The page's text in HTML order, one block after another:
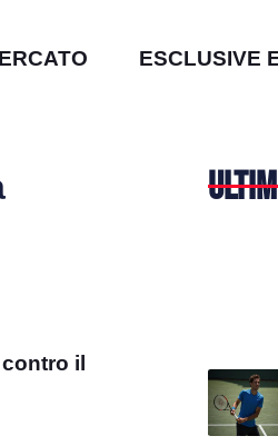
ESCLUSIVE
il